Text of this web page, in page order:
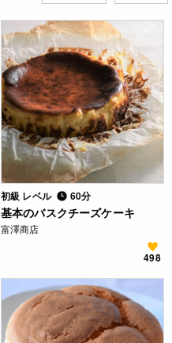
初級 レベル 60分
基本のバスクチーズケーキ
富澤商店
498